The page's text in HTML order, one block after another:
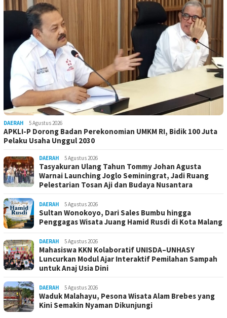
DAERAH 5 Agustus 2026
APKLI-P Dorong Badan Perekonomian UMKM RI, Bidik 100 Juta
Pelaku Usaha Unggul 2030
DAERAH 5 Agustus 2026
Tasyakuran Ulang Tahun Tommy Johan Agusta
Warnai Launching Joglo Seminingrat, Jadi Ruang
Pelestarian Tosan Aji dan Budaya Nusantara
DAERAH 5 Agustus 2026
Sultan Wonokoyo, Dari Sales Bumbu hingga
Penggagas Wisata Juang Hamid Rusdi di Kota Malang
DAERAH 5 Agustus 2026
Mahasiswa KKN Kolaboratif UNISDA–UNHASY
Luncurkan Modul Ajar Interaktif Pemilahan Sampah
untuk Anaj Usia Dini
DAERAH 5 Agustus 2026
Waduk Malahayu, Pesona Wisata Alam Brebes yang
Kini Semakin Nyaman Dikunjungi